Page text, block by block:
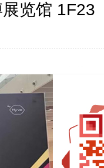
览馆 1F23